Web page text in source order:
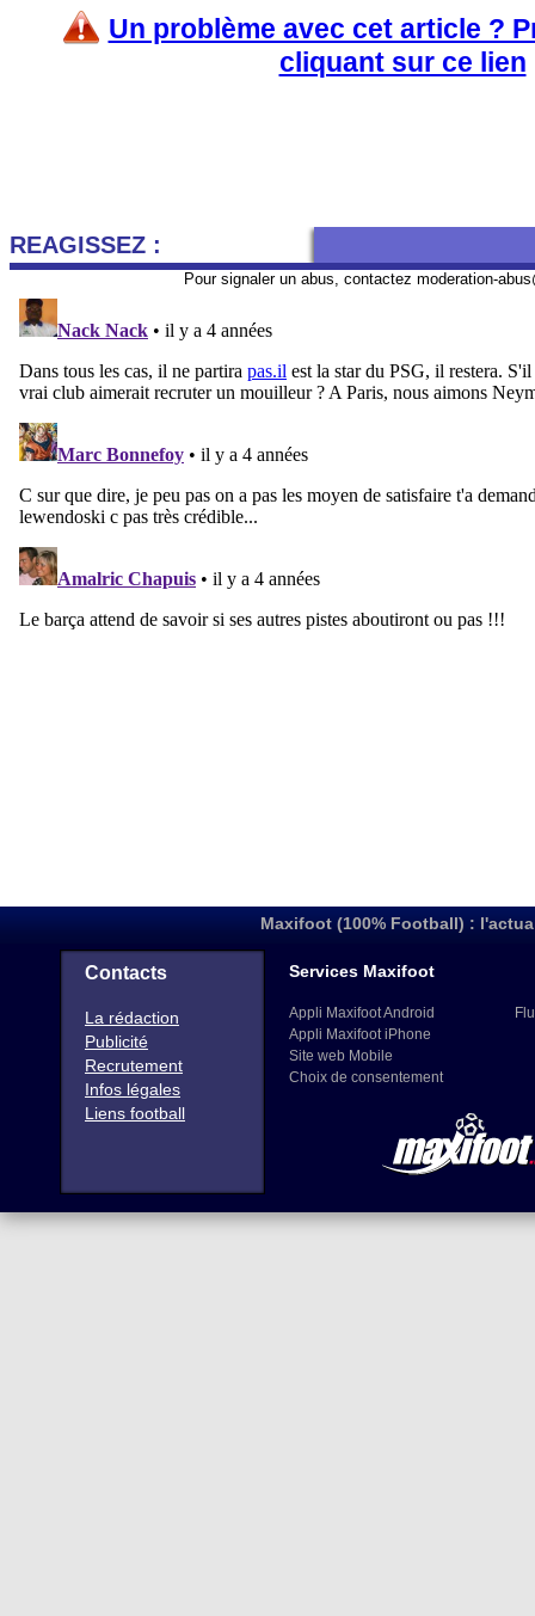
Un problème avec cet article ?
cliquant sur ce lien
REAGISSEZ :
Pour signaler un abus, contactez moderation-
Maxifoot (100% Football) :
Contacts
La rédaction
Publicité
Recrutement
Infos légales
Liens football
Services Maxifoot
Appli Maxifoot Android
Appli Maxifoot iPhone
Site web Mobile
Choix de consentement